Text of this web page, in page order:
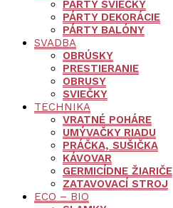
PÁRTY SVIEČKY
PÁRTY DEKORÁCIE
PÁRTY BALÓNY
SVADBA
OBRÚSKY
PRESTIERANIE
OBRUSY
SVIEČKY
TECHNIKA
VRATNÉ POHÁRE
UMÝVAČKY RIADU
PRÁČKA, SUŠIČKA
KÁVOVAR
GERMICÍDNE ŽIARIČE
ZATAVOVACÍ STROJ
ECO – BIO